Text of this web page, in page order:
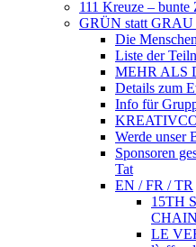
111 Kreuze – bunte
GRÜN statt GRAU
Die
Liste der
MEHR ALS
Details zum
Info für
Werde unser
Sponsoren
Tat
EN / FR / TR
15TH
CHAIN
LE